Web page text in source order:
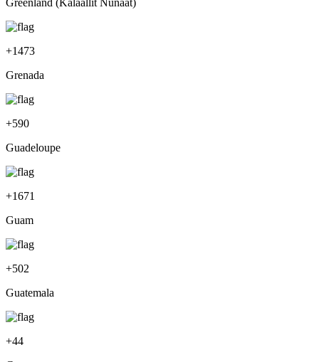
+1473
Grenada
+590
Guadeloupe
+1671
Guam
+502
Guatemala
+44